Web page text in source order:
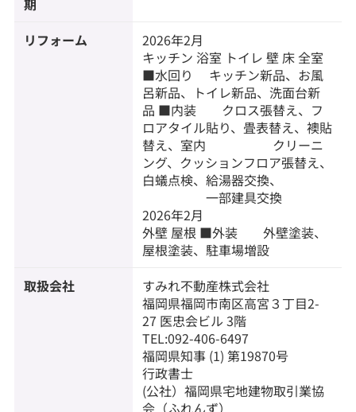
期
リフォーム
2026年2月
キッチン 浴室 トイレ 壁 床 全室
■水回り キッチン新品、お風
呂新品、トイレ新品、洗面台新
品 ■内装 クロス張替え、フ
ロアタイル貼り、畳表替え、襖貼
替え、室内 クリーニ
ング、クッションフロア張替え、
白蟻点検、給湯器交換、
一部建具交換
2026年2月
外壁 屋根 ■外装 外壁塗装、
屋根塗装、駐車場増設
取扱会社
すみれ不動産株式会社
福岡県福岡市南区高宮３丁目2-
27 医忠会ビル 3階
TEL:092-406-6497
福岡県知事 (1) 第19870号
行政書士
(公社）福岡県宅地建物取引業協
会（ふれんず）